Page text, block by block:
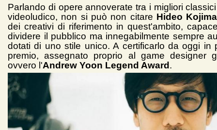
Parlando di opere annoverate tra i migliori
videoludico, non si può non citare Hideo Kojima
dei creativi di riferimento in quest'ambito,
dividere il pubblico ma innegabilmente sempre
dotati di uno stile unico. A certificarlo da oggi in
premio, assegnato proprio al game designer
ovvero l'Andrew Yoon Legend Award .